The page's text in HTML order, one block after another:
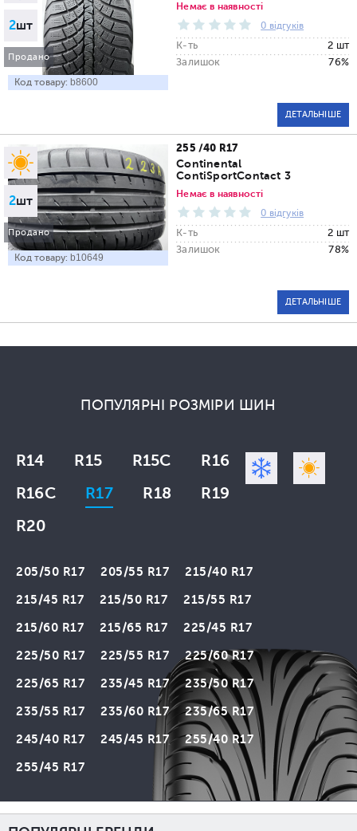
2шт
Продано
Код товару: b8600
Немає в наявності
0 відгуків
К-ть
2 шт
Залишок
76%
ДЕТАЛЬНІШЕ
2шт
Продано
Код товару: b10649
255 /40 R17
Continental
ContiSportContact 3
Немає в наявності
0 відгуків
К-ть
2 шт
Залишок
78%
ДЕТАЛЬНІШЕ
ПОПУЛЯРНІ РОЗМІРИ ШИН
R14 R15 R15C
R16
R16C
R17 R18
R19
R20
205/50 R17 205/55 R17
215/40 R17
215/45 R17
215/50 R17
215/55 R17
215/60 R17
215/65 R17
225/45 R17
225/50 R17
225/55 R17
225/60 R17
225/65 R17
235/45 R17
235/50 R17
235/55 R17
235/60 R17
235/65 R17
245/40 R17
245/45 R17
255/40 R17
255/45 R17